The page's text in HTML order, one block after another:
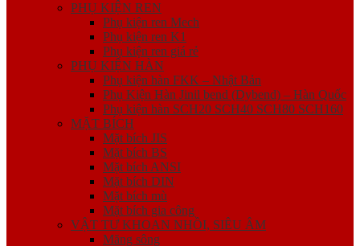
PHỤ KIỆN REN
Phụ kiện ren Mech
Phụ kiện ren K1
Phụ kiện ren giá rẻ
PHỤ KIỆN HÀN
Phụ kiện hàn FKK – Nhật Bản
Phụ Kiện Hàn Jinil bend (Dybend) – Hàn Quốc
Phụ kiện hàn SCH20 SCH40 SCH80 SCH160
MẶT BÍCH
Mặt bích JIS
Mặt bích BS
Mặt bích ANSI
Mặt bích DIN
Mặt bích mù
Mặt bích gia công
VẬT TƯ KHOAN NHỒI, SIÊU ÂM
Măng sông